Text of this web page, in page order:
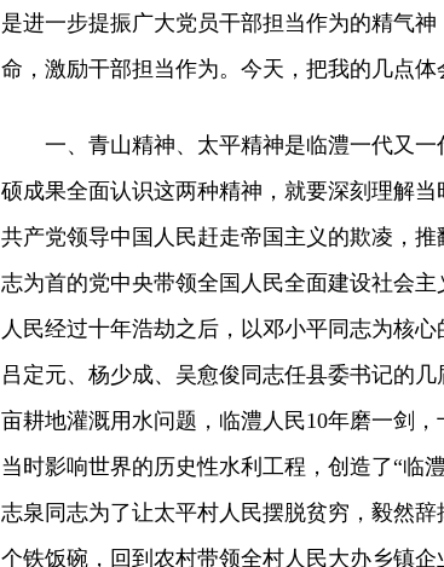
是进一步提振广大党员干部担当作为的精气
命，激励干部担当作为。今天，把我的几点体
一、青山精神、太平精神是临澧一代又一
硕成果全面认识这两种精神，就要深刻理解
共产党领导中国人民赶走帝国主义的欺凌，
志为首的党中央带领全国人民全面建设社会
人民经过十年浩劫之后，以邓小平同志为核
吕定元、杨少成、吴愈俊同志任县委书记的
亩耕地灌溉用水问题，临澧人民10年磨一剑
当时影响世界的历史性水利工程，创造了“临
志泉同志为了让太平村人民摆脱贫穷，毅然
个铁饭碗，回到农村带领全村人民大办乡镇